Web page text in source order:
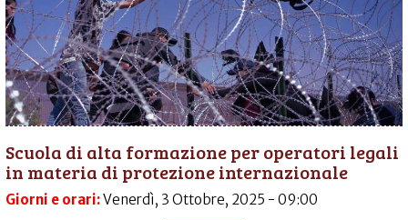
Scuola di alta formazione per operatori legali
in materia di protezione internazionale
Giorni e orari:Venerdì, 3 Ottobre, 2025 - 09:00